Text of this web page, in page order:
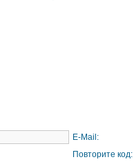
E-Mail:
Повторите код: